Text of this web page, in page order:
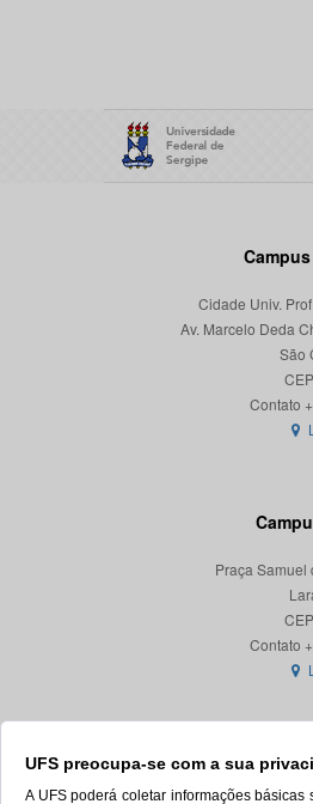
UFS preocupa-se com a sua
A UFS poderá coletar informações
Cidade Univ.
Av. Marcelo Deda
São
Praça Samuel